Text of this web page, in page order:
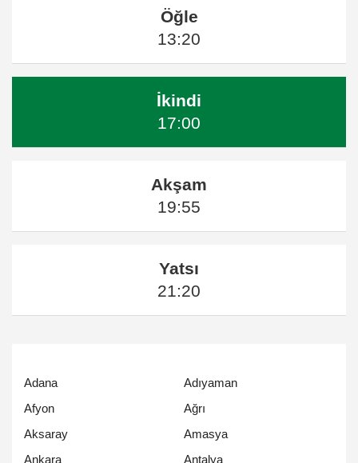
Öğle
13:20
İkindi
17:00
Akşam
19:55
Yatsı
21:20
Adana
Adıyaman
Afyon
Ağrı
Aksaray
Amasya
Ankara
Antalya